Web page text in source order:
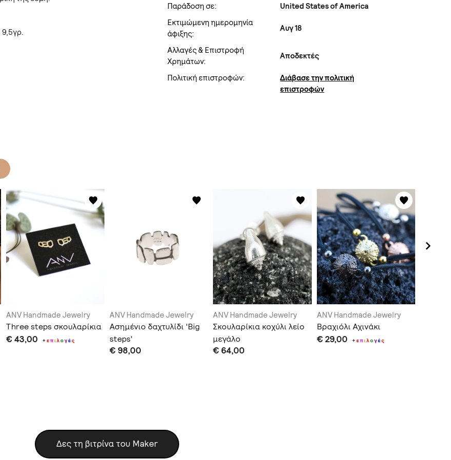
Παράδοση σε:
United States of America
Εκτιμώμενη ημερομηνία
άφιξης:
Αυγ 18
Αλλαγές & Επιστροφή
Χρημάτων:
Αποδεκτές
Πολιτική επιστροφών:
Διάβασε την πολιτική
επιστροφών
ANV Handmade Jewelry
Three steps σκουλαρίκια
€ 43,00 +επιλογές
ANV Handmade Jewelry
Ασημένιο δαχτυλίδι 'Big
steps'
€ 98,00
ANV Handmade Jewelry
Σκουλαρίκια κοχύλι λείο
μεγάλο
€ 64,00
ANV Handmade Jewelry
Βραχιόλι Αχινάκι
€ 29,00 +επιλογές
Δες τη βιτρίνα του Maker